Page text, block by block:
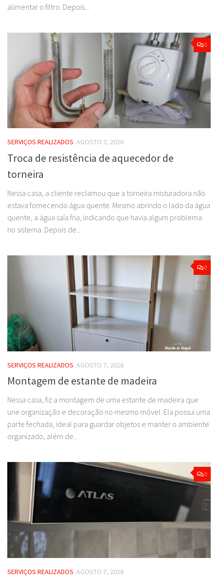
alimentar o filtro. Depois...
0
SERVIÇOS REALIZADOS AGOSTO 7, 2026
Troca de resistência de aquecedor de
torneira
Nessa casa, a cliente reclamou que a torneira misturadora não
estava fornecendo água quente. Mesmo abrindo o lado da água
quente, a água saía fria, indicando que havia algum problema
no sistema. Depois de...
0
SERVIÇOS REALIZADOS AGOSTO 7, 2026
Montagem de estante de madeira
Nessa casa, fiz a montagem de uma estante de madeira que
une organização e decoração no mesmo móvel. Ela possui uma
parte fechada, ideal para guardar objetos e manter o ambiente
organizado, além de...
0
SERVIÇOS REALIZADOS AGOSTO 7, 2026